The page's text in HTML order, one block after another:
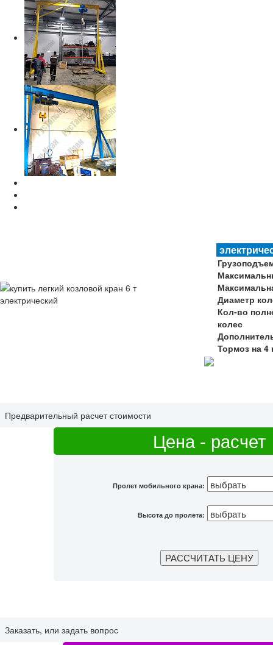
Диаметр
Кол-во
колес
Тормоз на 4
Предварительный расчет стоимости
Цена - расчет
Пролет мобильного крана:
Высота до пролета:
Заказать, или задать вопрос